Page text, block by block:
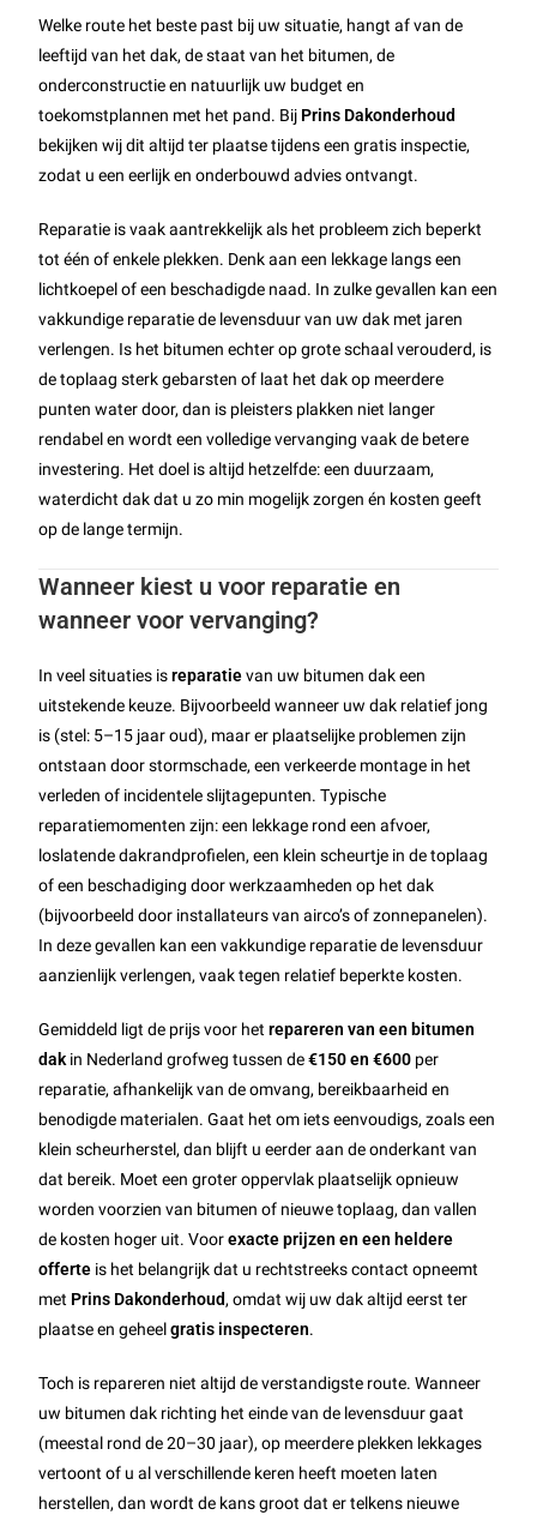
Welke route het beste past bij uw situatie, hangt af van de
leeftijd van het dak, de staat van het bitumen, de
onderconstructie en natuurlijk uw budget en
toekomstplannen met het pand. Bij Prins Dakonderhoud
bekijken wij dit altijd ter plaatse tijdens een gratis inspectie,
zodat u een eerlijk en onderbouwd advies ontvangt.
Reparatie is vaak aantrekkelijk als het probleem zich beperkt
tot één of enkele plekken. Denk aan een lekkage langs een
lichtkoepel of een beschadigde naad. In zulke gevallen kan een
vakkundige reparatie de levensduur van uw dak met jaren
verlengen. Is het bitumen echter op grote schaal verouderd, is
de toplaag sterk gebarsten of laat het dak op meerdere
punten water door, dan is pleisters plakken niet langer
rendabel en wordt een volledige vervanging vaak de betere
investering. Het doel is altijd hetzelfde: een duurzaam,
waterdicht dak dat u zo min mogelijk zorgen én kosten geeft
op de lange termijn.
Wanneer kiest u voor reparatie en
wanneer voor vervanging?
In veel situaties isreparatievan uw bitumen dak een
uitstekende keuze. Bijvoorbeeld wanneer uw dak relatief jong
is (stel: 5–15 jaar oud), maar er plaatselijke problemen zijn
ontstaan door stormschade, een verkeerde montage in het
verleden of incidentele slijtagepunten. Typische
reparatiemomenten zijn: een lekkage rond een afvoer,
loslatende dakrandprofielen, een klein scheurtje in de toplaag
of een beschadiging door werkzaamheden op het dak
(bijvoorbeeld door installateurs van airco’s of zonnepanelen).
In deze gevallen kan een vakkundige reparatie de levensduur
aanzienlijk verlengen, vaak tegen relatief beperkte kosten.
Gemiddeld ligt de prijs voor hetrepareren van een bitumen
dakin Nederland grofweg tussen de€150 en €600 per
reparatie, afhankelijk van de omvang, bereikbaarheid en
benodigde materialen. Gaat het om iets eenvoudigs, zoals een
klein scheurherstel, dan blijft u eerder aan de onderkant van
dat bereik. Moet een groter oppervlak plaatselijk opnieuw
worden voorzien van bitumen of nieuwe toplaag, dan vallen
de kosten hoger uit. Voorexacte prijzen en een heldere
offerte is het belangrijk dat u rechtstreeks contact opneemt
met Prins Dakonderhoud, omdat wij uw dak altijd eerst ter
plaatse en geheelgratis inspecteren.
Toch is repareren niet altijd de verstandigste route. Wanneer
uw bitumen dak richting het einde van de levensduur gaat
(meestal rond de 20–30 jaar), op meerdere plekken lekkages
vertoont of u al verschillende keren heeft moeten laten
herstellen, dan wordt de kans groot dat er telkens nieuwe